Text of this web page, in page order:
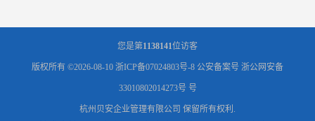
您是第1138141位访客
版权所有 ©2026-08-10 浙ICP备07024803号-8 公安备案号 浙公网安备
33010802014273号 号
杭州贝安企业管理有限公司 保留所有权利.